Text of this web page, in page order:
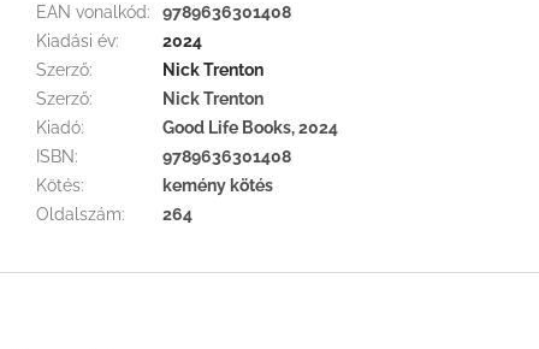
EAN vonalkód:
9789636301408
Kiadási év:
2024
Szerző:
Nick Trenton
Szerző:
Nick Trenton
Kiadó:
Good Life Books, 2024
ISBN:
9789636301408
Kötés:
kemény kötés
Oldalszám: 264